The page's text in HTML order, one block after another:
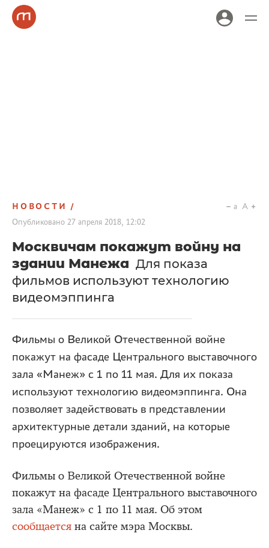
НОВОСТИ
Опубликовано 27 апреля 2018, 12:02
a A
Москвичам покажут войну на
здании Манежа Для показа
фильмов используют технологию
видеомэппинга
Фильмы о Великой Отечественной войне
покажут на фасаде Центрального выставочного
зала «Манеж» с 1 по 11 мая. Для их показа
используют технологию видеомэппинга. Она
позволяет задействовать в представлении
архитектурные детали зданий, на которые
проецируются изображения.
Фильмы о Великой Отечественной войне
покажут на фасаде Центрального выставочного
зала «Манеж» с 1 по 11 мая. Об этом
сообщается на сайте мэра Москвы.